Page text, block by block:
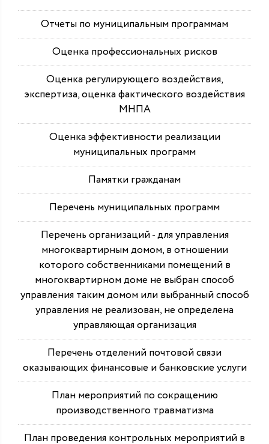
Отчеты по муниципальным программам
Оценка профессиональных рисков
Оценка регулирующего воздействия,
экспертиза, оценка фактического воздействия
МНПА
Оценка эффективности реализации
муниципальных программ
Памятки гражданам
Перечень муниципальных программ
Перечень организаций - для управления
многоквартирным домом, в отношении
которого собственниками помещений в
многоквартирном доме не выбран способ
управления таким домом или выбранный способ
управления не реализован, не определена
управляющая организация
Перечень отделений почтовой связи
оказывающих финансовые и банковские услуги
План мероприятий по сокращению
производственного травматизма
План проведения контрольных мероприятий в